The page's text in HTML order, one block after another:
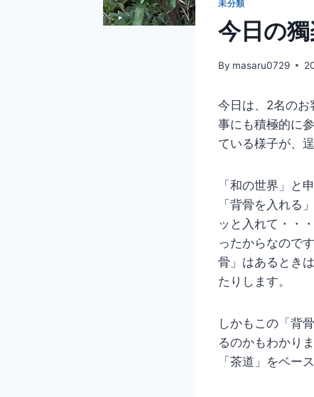
未分類
今日の
By masaru0729
今日は、2名のお
事にも積極的に
ている様子が、
「和の世界」と
「背骨を入れる
ッと入れて・・
ったからなので
骨」はあるとき
たりします。
しかもこの「背
るのかもわかり
「茶道」をベー